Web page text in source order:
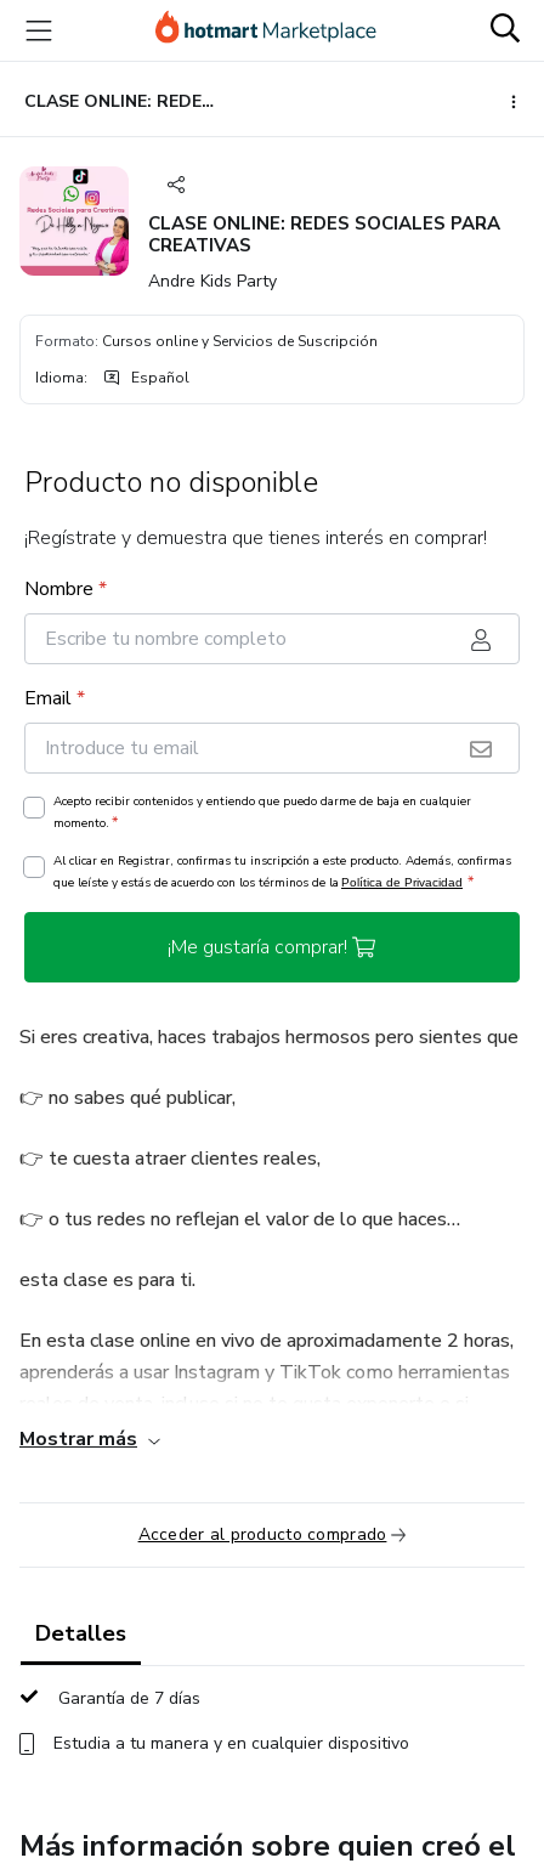
principal
página
de
página
CLASE ONLINE: REDES SOCIALES PARA CREATIVAS
CLASE ONLINE: REDES SOCIALES PARA
CREATIVAS
Andre Kids Party
Formato: Cursos online y Servicios de Suscripción
Idioma: Español
Producto no disponible
¡Regístrate y demuestra que tienes interés en comprar!
Nombre *
Email*
Acepto recibir contenidos y entiendo que puedo darme de baja en cualquier
momento. *
Al clicar en Registrar, confirmas tu inscripción a este producto. Además, confirmas
que leíste y estás de acuerdo con los términos de la Política de Privacidad *
¡Me gustaría comprar!
Si eres creativa, haces trabajos hermosos pero sientes que
👉 no sabes qué publicar,
👉 te cuesta atraer clientes reales,
👉 o tus redes no reflejan el valor de lo que haces…
esta clase es para ti.
En esta clase online en vivo de aproximadamente 2 horas,
aprenderás a usar Instagram y TikTok como herramientas
reales de venta, incluso si no te gusta exponerte o si
sientes que “no eres buena para las redes”.
💡 ¿QUÉ APRENDERÁS?
✔️ Ideas claras de contenido para vender productos
✔️ Qué tipo de videos funcionan en Instagram y TikTok
✔️ Cómo conectar con tu público ideal
Mostrar más
Acceder al producto comprado
Detalles
Garantía de 7 días
Estudia a tu manera y en cualquier dispositivo
Más información sobre quien creó el